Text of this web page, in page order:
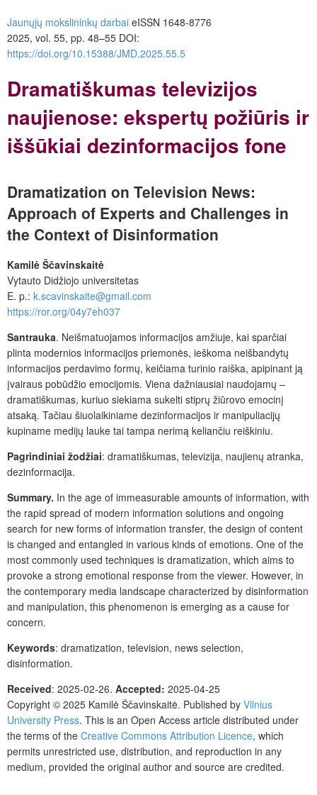
Jaunųjų mokslininkų darbai eISSN 1648-8776
2025, vol. 55, pp. 48–55 DOI:
https://doi.org/10.15388/JMD.2025.55.5
Dramatiškumas televizijos
naujienose: ekspertų požiūris ir
iššūkiai dezinformacijos fone
Dramatization on Television News:
Approach of Experts and Challenges in
the Context of Disinformation
Kamilė Ščavinskaitė
Vytauto Didžiojo universitetas
E. p.: k.scavinskaite@gmail.com
https://ror.org/04y7eh037
Santrauka. Neišmatuojamos informacijos amžiuje, kai sparčiai
plinta modernios informacijos priemonės, ieškoma neišbandytų
informacijos perdavimo formų, keičiama turinio raiška, apipinant ją
įvairaus pobūdžio emocijomis. Viena dažniausiai naudojamų –
dramatiškumas, kuriuo siekiama sukelti stiprų žiūrovo emocinį
atsaką. Tačiau šiuolaikiniame dezinformacijos ir manipuliacijų
kupiname medijų lauke tai tampa nerimą keliančiu reiškiniu.
Pagrindiniai žodžiai: dramatiškumas, televizija, naujienų atranka,
dezinformacija.
Summary. In the age of immeasurable amounts of information, with
the rapid spread of modern information solutions and ongoing
search for new forms of information transfer, the design of content
is changed and entangled in various kinds of emotions. One of the
most commonly used techniques is dramatization, which aims to
provoke a strong emotional response from the viewer. However, in
the contemporary media landscape characterized by disinformation
and manipulation, this phenomenon is emerging as a cause for
concern.
Keywords: dramatization, television, news selection,
disinformation.
Received: 2025-02-26. Accepted: 2025-04-25
Copyright © 2025 Kamilė Ščavinskaitė. Published by Vilnius
University Press. This is an Open Access article distributed under
the terms of the Creative Commons Attribution Licence, which
permits unrestricted use, distribution, and reproduction in any
medium, provided the original author and source are credited.